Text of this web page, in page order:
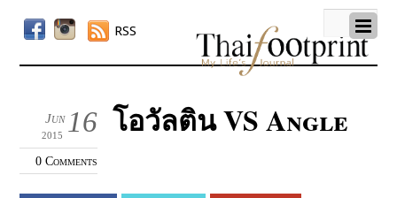
RSS
16
Jun
2015
0 Comments
โอวัลติน VS Angle